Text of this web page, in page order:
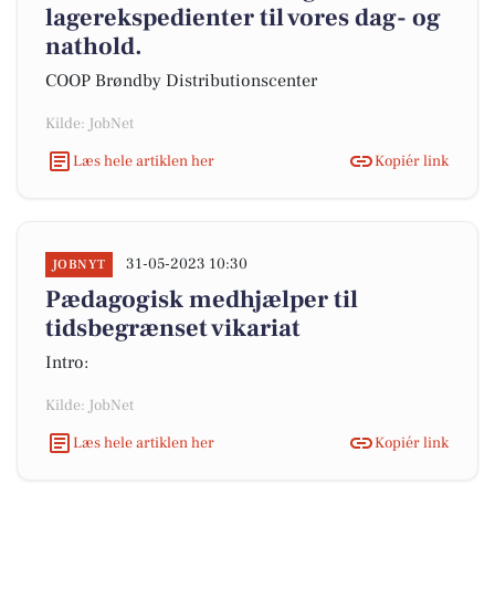
lagerekspedienter til vores dag- og
nathold.
COOP Brøndby Distributionscenter
Kilde: JobNet
Læs hele artiklen her
Kopiér link
JOBNYT 31-05-2023 10:30
Pædagogisk medhjælper til
tidsbegrænset vikariat
Intro:
Kilde: JobNet
Læs hele artiklen her
Kopiér link